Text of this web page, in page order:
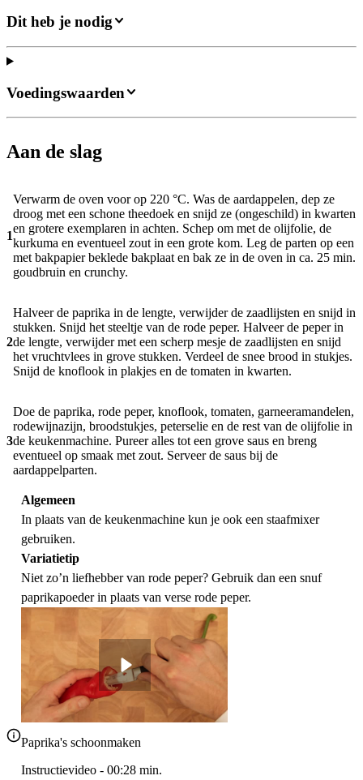
Dit heb je nodig
Aan de slag
1
Verwarm de oven voor op 220 °C. Was de aardappelen, dep ze
droog met een schone theedoek en snijd ze (ongeschild) in kwarten
en grotere exemplaren in achten. Schep om met de olijfolie, de
kurkuma en eventueel zout in een grote kom. Leg de parten op een
met bakpapier beklede bakplaat en bak ze in de oven in ca. 25 min.
goudbruin en crunchy.
2
Halveer de paprika in de lengte, verwijder de zaadlijsten en snijd in
stukken. Snijd het steeltje van de rode peper. Halveer de peper in
de lengte, verwijder met een scherp mesje de zaadlijsten en snijd
het vruchtvlees in grove stukken. Verdeel de snee brood in stukjes.
Snijd de knoflook in plakjes en de tomaten in kwarten.
3
Doe de paprika, rode peper, knoflook, tomaten, garneeramandelen,
rodewijnazijn, broodstukjes, peterselie en de rest van de olijfolie in
de keukenmachine. Pureer alles tot een grove saus en breng
eventueel op smaak met zout. Serveer de saus bij de
aardappelparten.
Algemeen
In plaats van de keukenmachine kun je ook een staafmixer
gebruiken.
Variatietip
Niet zo’n liefhebber van rode peper? Gebruik dan een snuf
paprikapoeder in plaats van verse rode peper.
Paprika's schoonmaken
Instructievideo - 00:28 min.
Voedingswaarden